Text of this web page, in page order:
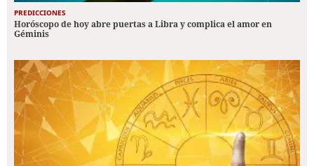
PREDICCIONES
Horóscopo de hoy abre puertas a Libra y complica el amor en
Géminis